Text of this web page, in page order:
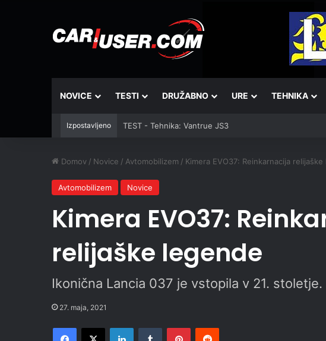
NOVICE TESTI DRUŽABNO URE TEHNIKA
Izpostavljeno TEST - Tehnika: Vantrue JS3
Domov / Novice / Avtomobilizem / Kimera EVO37: Reinkarnacija
Avtomobilizem Novice
Kimera EVO37:
relijaške legende
Ikonična Lancia 037 je vstopila v 21. stoletje.
27. maja, 2021
Facebook
X LinkedInTumblr PinterestReddit